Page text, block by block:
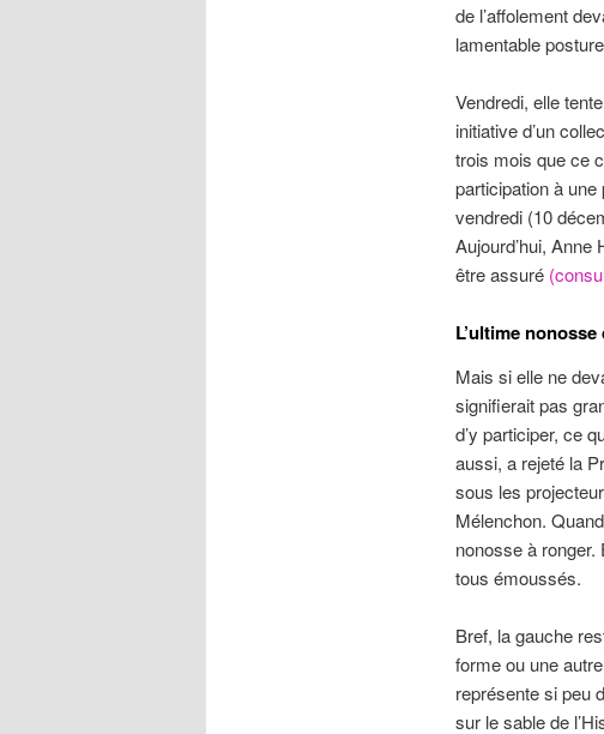
de l’affolement
lamentable
Vendredi, elle
initiative d’un
trois mois que ce
participation à
vendredi (10
Aujourd’hui, Anne
être assuré
L’ultime
Mais si elle ne
signifierait pas
d’y participer, ce
aussi, a rejeté la
sous les
Mélenchon.
nonosse à
tous émoussés.
Bref, la gauche
forme ou une
représente si peu
sur le sable de